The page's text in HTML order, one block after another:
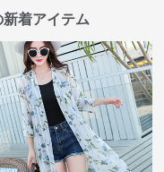
着アイテム